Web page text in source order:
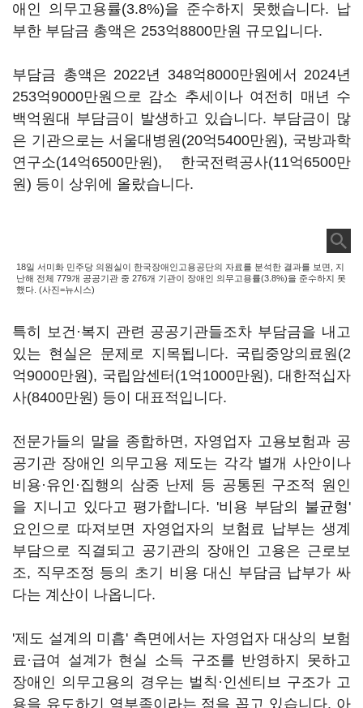
애인 의무고용률(3.8%)을 준수하지 못했습니다. 납
부한 부담금 총액은 253억8800만원 규모입니다.
부담금 총액은 2022년 348억8000만원에서 2024년
253억9000만원으로 감소 추세이나 여전히 매년 수
백억원대 부담금이 발생하고 있습니다. 부담금이 많
은 기관으로는 서울대병원(20억5400만원), 국방과학
연구소(14억6500만원), 한국전력공사(11억6500만
원) 등이 상위에 올랐습니다.
18일 서미화 민주당 의원실이 한국장애인고용공단의 자료를 분석한 결과를 보면, 지
난해 전체 779개 공공기관 중 276개 기관이 장애인 의무고용률(3.8%)을 준수하지 못
했다. (사진=뉴시스)
특히 보건·복지 관련 공공기관들조차 부담금을 내고
있는 현실은 문제로 지목됩니다. 국립중앙의료원(2
억9000만원), 국립암센터(1억1000만원), 대한적십자
사(8400만원) 등이 대표적입니다.
전문가들의 말을 종합하면, 자영업자 고용보험과 공
공기관 장애인 의무고용 제도는 각각 별개 사안이나
비용·유인·집행의 삼중 난제 등 공통된 구조적 원인
을 지니고 있다고 평가합니다. '비용 부담의 불균형'
요인으로 따져보면 자영업자의 보험료 납부는 생계
부담으로 직결되고 공기관의 장애인 고용은 근로보
조, 직무조정 등의 초기 비용 대신 부담금 납부가 싸
다는 계산이 나옵니다.
'제도 설계의 미흡' 측면에서는 자영업자 대상의 보험
료·급여 설계가 현실 소득 구조를 반영하지 못하고
장애인 의무고용의 경우는 벌칙·인센티브 구조가 고
용을 유도하기 역부족이라는 점을 꼽고 있습니다. 아